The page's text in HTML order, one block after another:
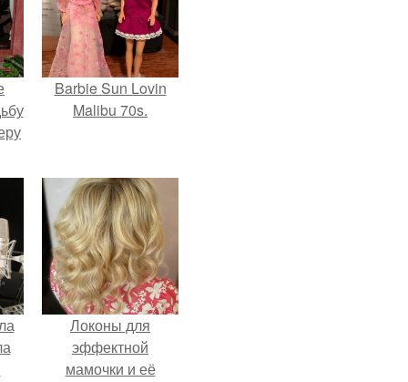
Barbie Sun Lovin
Malibu 70s.
Локоны для
эффектной
мамочки и её